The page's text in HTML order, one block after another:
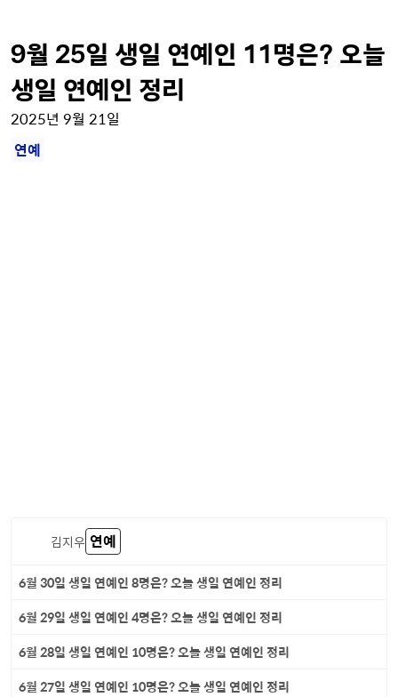
9월 25일 생일 연예인 11명은? 오늘
생일 연예인 정리
2025년 9월 21일
연예
김지우 연예
6월 30일 생일 연예인 8명은? 오늘 생일 연예인 정리
6월 29일 생일 연예인 4명은? 오늘 생일 연예인 정리
6월 28일 생일 연예인 10명은? 오늘 생일 연예인 정리
6월 27일 생일 연예인 10명은? 오늘 생일 연예인 정리